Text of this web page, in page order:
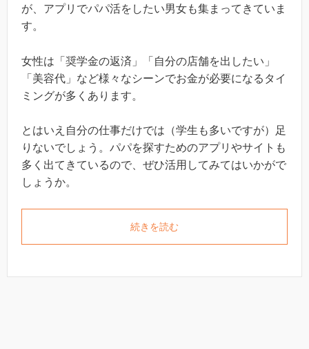
が、アプリでパパ活をしたい男女も集まってきていま
す。
女性は「奨学金の返済」「自分の店舗を出したい」
「美容代」など様々なシーンでお金が必要になるタイ
ミングが多くあります。
とはいえ自分の仕事だけでは（学生も多いですが）足
りないでしょう。パパを探すためのアプリやサイトも
多く出てきているので、ぜひ活用してみてはいかがで
しょうか。
続きを読む